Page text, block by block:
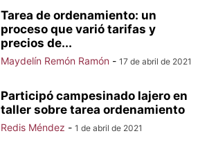
Tarea de ordenamiento: un
proceso que varió tarifas y
precios de...
Maydelín Remón Ramón - 17 de abril de 2021
Participó campesinado lajero en
taller sobre tarea ordenamiento
Redis Méndez - 1 de abril de 2021